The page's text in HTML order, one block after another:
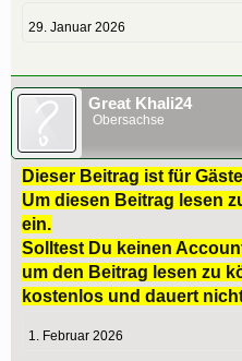
29. Januar 2026
Great Khali24
Obersachse
Dieser Beitrag ist für
Um diesen Beitrag lesen
ein.
Solltest Du keinen
um den Beitrag lesen zu
kostenlos und dauert
1. Februar 2026